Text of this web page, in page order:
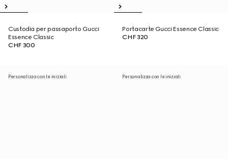
Custodia per passaporto Gucci
Essence Classic
CHF 300
Portacarte Gucci Essence Classic
CHF 320
Personalizza con le iniziali Personalizza con le iniziali